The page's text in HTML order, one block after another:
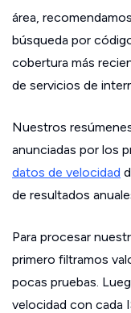
área,
búsqueda por
cobertura más
de servicios de
Nuestros
anunciadas por los
datos de velocidad
de resultados
Para procesar
primero filtramos
pocas pruebas.
velocidad con cada